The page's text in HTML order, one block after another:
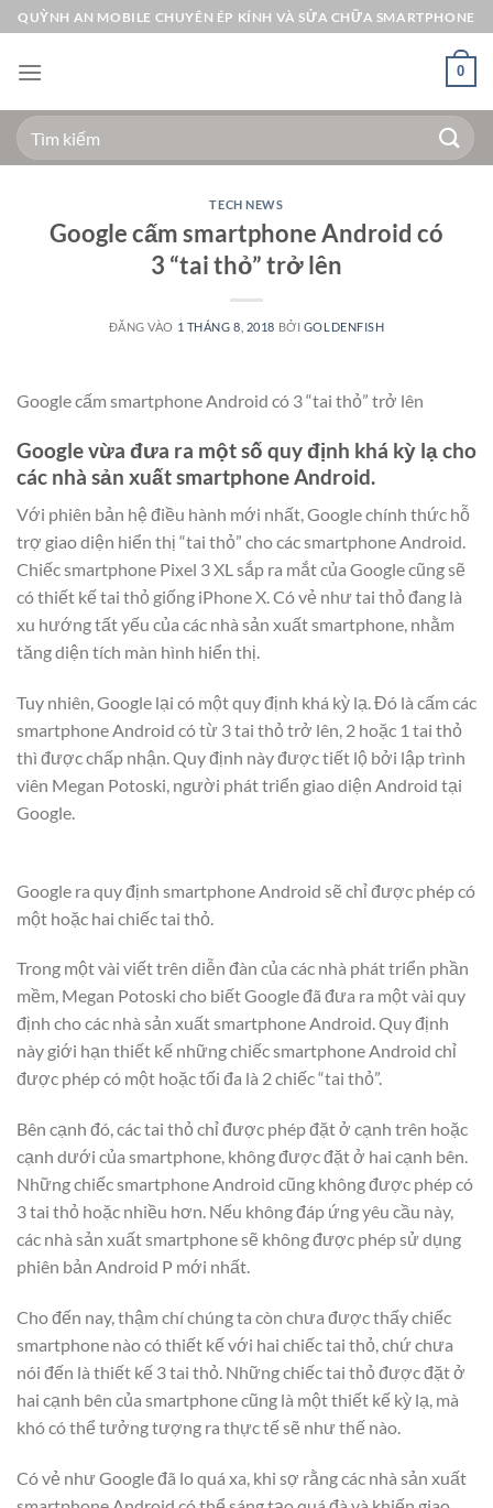
Bỏ
qua
nội
QUỲNH AN MOBILE CHUYÊN ÉP KÍNH VÀ SỬA CHỮA SMARTPHONE
0
Tìm
kiếm:
TECH NEWS
Google cấm smartphone Android có
3 “tai thỏ” trở lên
ĐĂNG VÀO 1 THÁNG 8, 2018 BỞI GOLDENFISH
Google cấm smartphone Android có 3 “tai thỏ” trở lên
Google vừa đưa ra một số quy định khá kỳ lạ cho
các nhà sản xuất smartphone Android.
Với phiên bản hệ điều hành mới nhất, Google chính thức hỗ
trợ giao diện hiển thị “tai thỏ” cho các smartphone Android.
Chiếc smartphone Pixel 3 XL sắp ra mắt của Google cũng sẽ
có thiết kế tai thỏ giống iPhone X. Có vẻ như tai thỏ đang là
xu hướng tất yếu của các nhà sản xuất smartphone, nhằm
tăng diện tích màn hình hiển thị.
Tuy nhiên, Google lại có một quy định khá kỳ lạ. Đó là cấm các
smartphone Android có từ 3 tai thỏ trở lên, 2 hoặc 1 tai thỏ
thì được chấp nhận. Quy định này được tiết lộ bởi lập trình
viên Megan Potoski, người phát triển giao diện Android tại
Google.
Google ra quy định smartphone Android sẽ chỉ được phép có
một hoặc hai chiếc tai thỏ.
Trong một vài viết trên diễn đàn của các nhà phát triển phần
mềm, Megan Potoski cho biết Google đã đưa ra một vài quy
định cho các nhà sản xuất smartphone Android. Quy định
này giới hạn thiết kế những chiếc smartphone Android chỉ
được phép có một hoặc tối đa là 2 chiếc “tai thỏ”.
Bên cạnh đó, các tai thỏ chỉ được phép đặt ở cạnh trên hoặc
cạnh dưới của smartphone, không được đặt ở hai cạnh bên.
Những chiếc smartphone Android cũng không được phép có
3 tai thỏ hoặc nhiều hơn. Nếu không đáp ứng yêu cầu này,
các nhà sản xuất smartphone sẽ không được phép sử dụng
phiên bản Android P mới nhất.
Cho đến nay, thậm chí chúng ta còn chưa được thấy chiếc
smartphone nào có thiết kế với hai chiếc tai thỏ, chứ chưa
nói đến là thiết kế 3 tai thỏ. Những chiếc tai thỏ được đặt ở
hai cạnh bên của smartphone cũng là một thiết kế kỳ lạ, mà
khó có thể tưởng tượng ra thực tế sẽ như thế nào.
Có vẻ như Google đã lo quá xa, khi sợ rằng các nhà sản xuất